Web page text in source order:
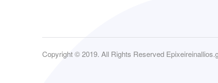
Copyright © 2019. All Rights Reserved